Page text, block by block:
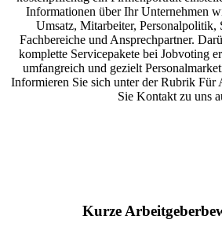
Informationen über Ihr Unternehmen
Umsatz, Mitarbeiter, Personalpolitik,
Fachbereiche und Ansprechpartner.
komplette Servicepakete bei Jobvoting
umfangreich und gezielt
Informieren Sie sich unter der Rubrik Für
Sie Kontakt zu uns
Kurze